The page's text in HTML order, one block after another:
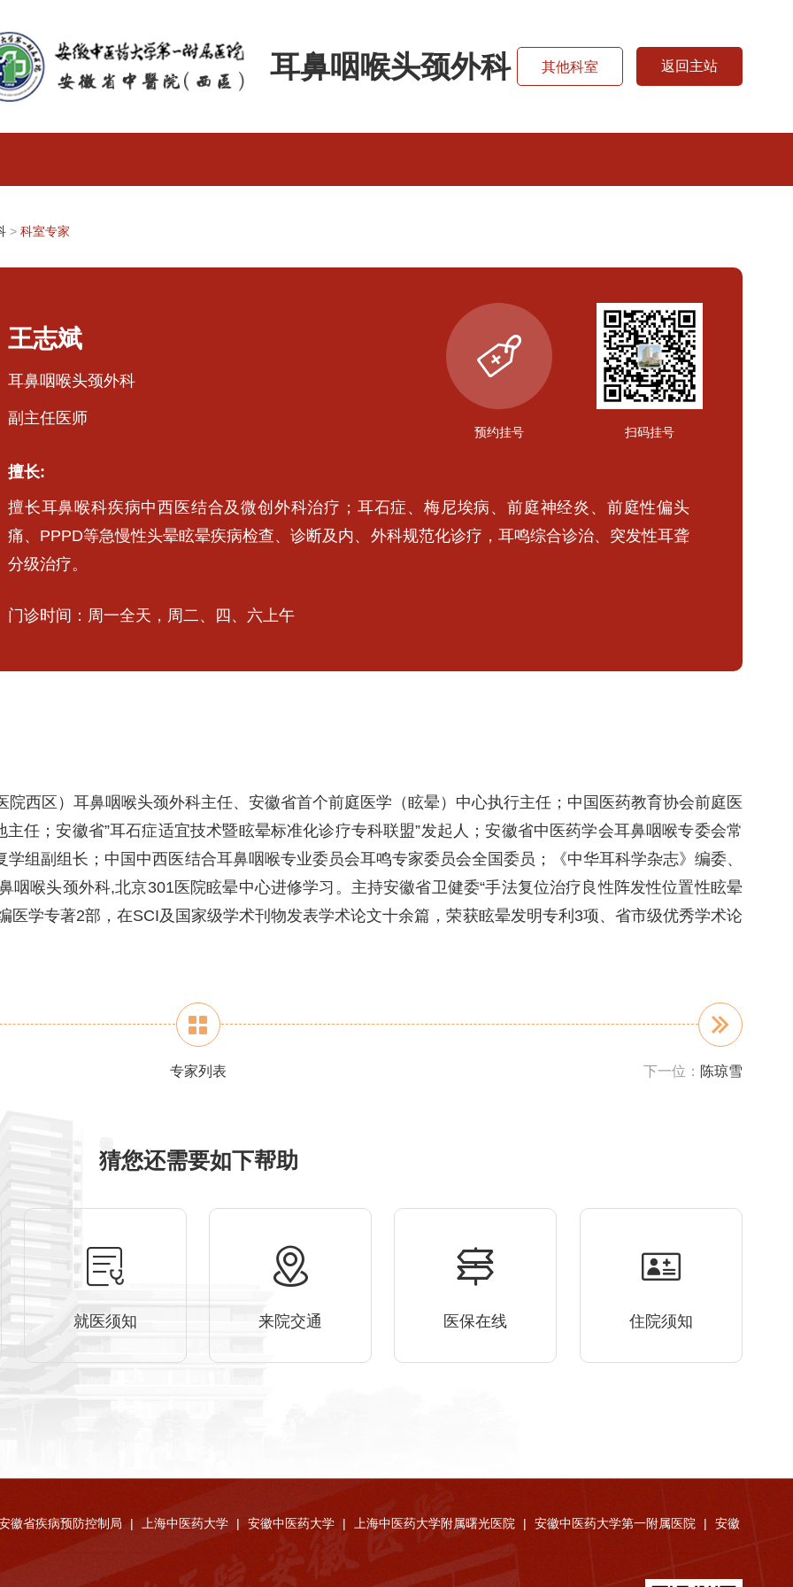
耳鼻咽喉头颈外科 其他科室 返回主站
> 科室专家
王志斌
耳鼻咽喉头颈外科
副主任医师
擅长:
擅长耳鼻喉科疾病中西医结合及微创外科治疗；耳石症、梅尼埃病、前庭神经炎、前庭性偏头
痛、PPPD等急慢性头晕眩晕疾病检查、诊断及内、外科规范化诊疗，耳鸣综合诊治、突发性耳聋
分级治疗。
门诊时间：周一全天，周二、四、六上午
预约挂号 扫码挂号
西区）耳鼻咽喉头颈外科主任、安徽省首个前庭医学（眩晕）中心执行主任；中国医药教育协会前庭医
任；安徽省”耳石症适宜技术暨眩晕标准化诊疗专科联盟”发起人；安徽省中医药学会耳鼻咽喉专委会常
组副组长；中国中西医结合耳鼻咽喉专业委员会耳鸣专家委员会全国委员；《中华耳科学杂志》编委、
咽喉头颈外科,北京301医院眩晕中心进修学习。主持安徽省卫健委“手法复位治疗良性阵发性位置性眩晕
医学专著2部，在SCI及国家级学术刊物发表学术论文十余篇，荣获眩晕发明专利3项、省市级优秀学术论
专家列表 下一位： 陈琼雪
猜您还需要如下帮助
就医须知 来院交通 医保在线 住院须知
徽省疾病预防控制局 | 上海中医药大学 | 安徽中医药大学 | 上海中医药大学附属曙光医院 | 安徽中医药大学第一附属医院 | 安徽